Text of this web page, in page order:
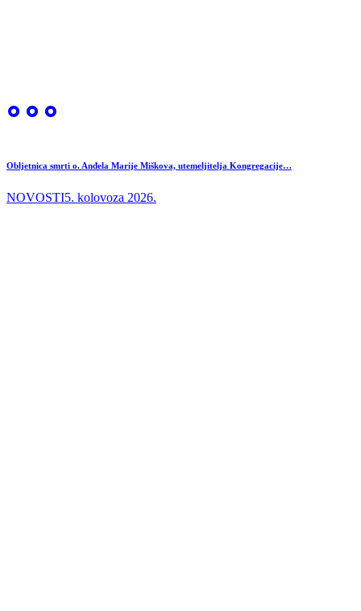
Obljetnica smrti o. Anđela Marije Miškova, utemeljitelja Kongregacije…
NOVOSTI5. kolovoza 2026.